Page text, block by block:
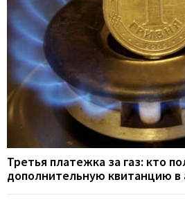
Третья платежка за газ: кто
дополнительную квитанцию в